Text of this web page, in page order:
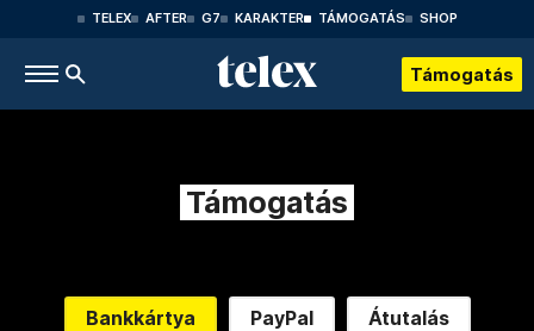
TELEX AFTER G7 KARAKTER TÁMOGATÁS SHOP
Támogatás
Támogatás
Bankkártya PayPal Átutalás